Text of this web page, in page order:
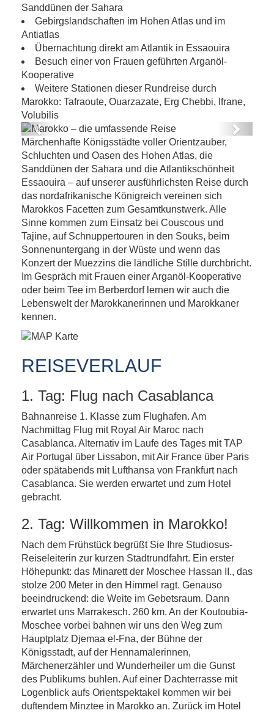
Sanddünen der Sahara
Gebirgslandschaften im Hohen Atlas und im
Antiatlas
Übernachtung direkt am Atlantik in Essaouira
Besuch einer von Frauen geführten Arganöl-
Kooperative
Weitere Stationen dieser Rundreise durch
Marokko: Tafraoute, Ouarzazate, Erg Chebbi, Ifrane,
Volubilis
Marokko – die umfassende Reise
Previous Next
Märchenhafte Königsstädte voller Orientzauber,
Schluchten und Oasen des Hohen Atlas, die
Sanddünen der Sahara und die Atlantikschönheit
Essaouira – auf unserer ausführlichsten Reise durch
das nordafrikanische Königreich vereinen sich
Marokkos Facetten zum Gesamtkunstwerk. Alle
Sinne kommen zum Einsatz bei Couscous und
Tajine, auf Schnuppertouren in den Souks, beim
Sonnenuntergang in der Wüste und wenn das
Konzert der Muezzins die ländliche Stille durchbricht.
Im Gespräch mit Frauen einer Arganöl-Kooperative
oder beim Tee im Berberdorf lernen wir auch die
Lebenswelt der Marokkanerinnen und Marokkaner
kennen.
REISEVERLAUF
1. Tag: Flug nach Casablanca
Bahnanreise 1. Klasse zum Flughafen. Am
Nachmittag Flug mit Royal Air Maroc nach
Casablanca. Alternativ im Laufe des Tages mit TAP
Air Portugal über Lissabon, mit Air France über Paris
oder spätabends mit Lufthansa von Frankfurt nach
Casablanca. Sie werden erwartet und zum Hotel
gebracht.
2. Tag: Willkommen in Marokko!
Nach dem Frühstück begrüßt Sie Ihre Studiosus-
Reiseleiterin zur kurzen Stadtrundfahrt. Ein erster
Höhepunkt: das Minarett der Moschee Hassan II., das
stolze 200 Meter in den Himmel ragt. Genauso
beeindruckend: die Weite im Gebetsraum. Dann
erwartet uns Marrakesch. 260 km. An der Koutoubia-
Moschee vorbei bahnen wir uns den Weg zum
Hauptplatz Djemaa el-Fna, der Bühne der
Königsstadt, auf der Hennamalerinnen,
Märchenerzähler und Wunderheiler um die Gunst
des Publikums buhlen. Auf einer Dachterrasse mit
Logenblick aufs Orientspektakel kommen wir bei
duftendem Minztee in Marokko an. Zurück im Hotel